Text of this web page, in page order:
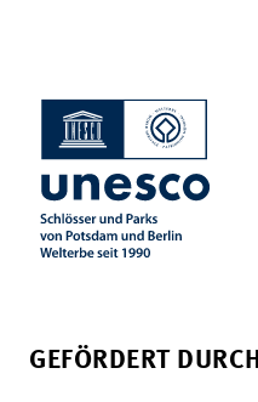
GEFÖRDERT DURCH